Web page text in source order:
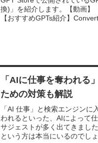
換)」を紹介します。【動画】
【おすすめGPTs紹介】
「AIに仕事を奪われる
ための対策も解説
「AI 仕事」と検索エンジン
われるといった、AIによって
サジェストが多く出てきまし
という方は本当にいるのでしょ